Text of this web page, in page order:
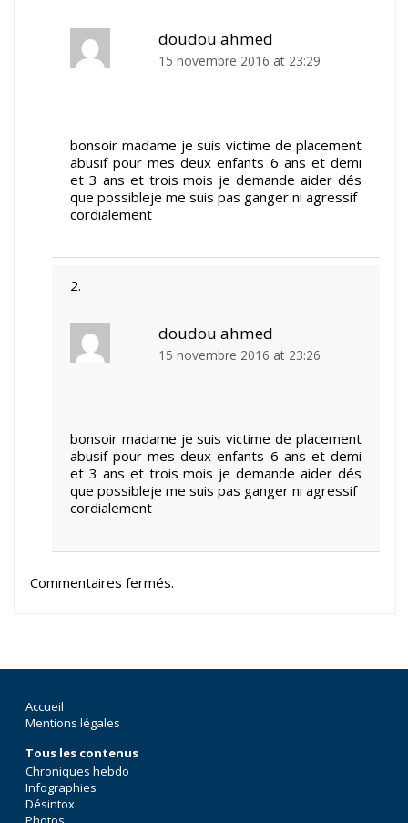
doudou ahmed
15 novembre 2016 at 23:29
bonsoir madame je suis victime de placement
abusif pour mes deux enfants 6 ans et demi
et 3 ans et trois mois je demande aider dés
que possibleje me suis pas ganger ni agressif
cordialement
doudou ahmed
15 novembre 2016 at 23:26
bonsoir madame je suis victime de placement
abusif pour mes deux enfants 6 ans et demi
et 3 ans et trois mois je demande aider dés
que possibleje me suis pas ganger ni agressif
cordialement
Commentaires fermés.
Accueil
Mentions légales
Tous les contenus
Chroniques hebdo
Infographies
Désintox